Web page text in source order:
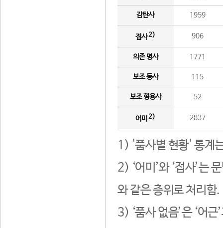
감탄사 1959
접사2) 906
의존 명사 1771
보조 동사 115
보조 형용사 52
어미 2) 2837
1) '품사별 현황' 통계
2) ‘어미’와 ‘접사’는
와 같은 층위로 처리함.
3) ‘품사 없음’은 ‘어